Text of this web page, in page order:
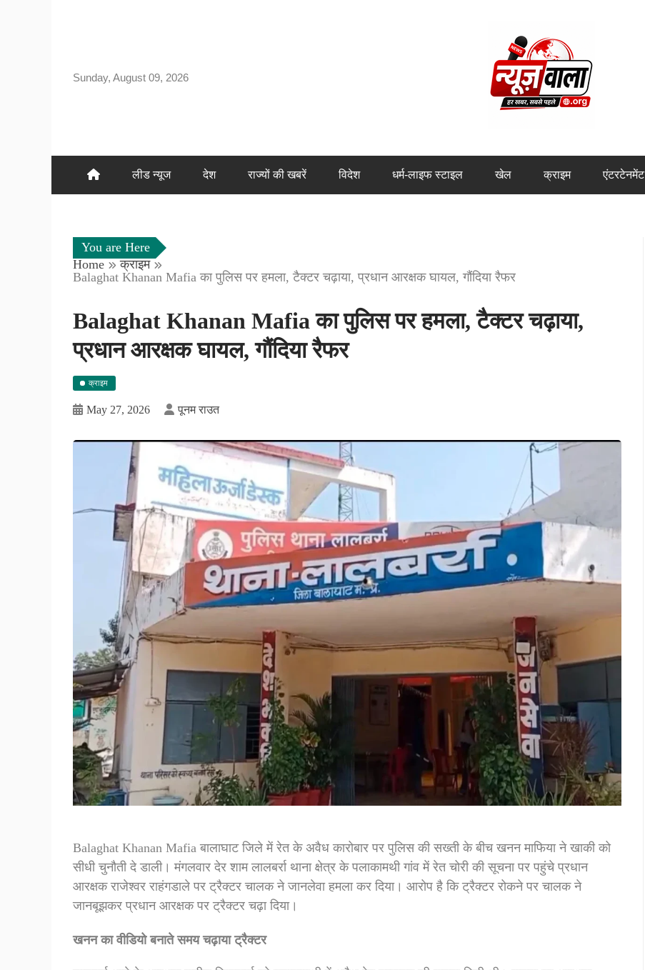
Sunday, August 09, 2026
लीड न्यूज देश राज्यों की खबरें विदेश धर्म-लाइफ स्टाइल खेल क्राइम एंटरटेनमेंट
You are Here
Home
क्राइम
Balaghat Khanan Mafia का पुलिस पर हमला, टैक्टर चढ़ाया, प्रधान आरक्षक घायल, गौंदिया रैफर
Balaghat Khanan Mafia का पुलिस पर हमला, टैक्टर चढ़ाया,
प्रधान आरक्षक घायल, गौंदिया रैफर
क्राइम
May 27, 2026 पूनम राउत
Balaghat Khanan Mafia बालाघाट जिले में रेत के अवैध कारोबार पर पुलिस की सख्ती के बीच खनन माफिया ने खाकी को
सीधी चुनौती दे डाली। मंगलवार देर शाम लालबर्रा थाना क्षेत्र के पलाकामथी गांव में रेत चोरी की सूचना पर पहुंचे प्रधान
आरक्षक राजेश्वर राहंगडाले पर ट्रैक्टर चालक ने जानलेवा हमला कर दिया। आरोप है कि ट्रैक्टर रोकने पर चालक ने
जानबूझकर प्रधान आरक्षक पर ट्रैक्टर चढ़ा दिया।
खनन का वीडियो बनाते समय चढ़ाया ट्रैक्टर